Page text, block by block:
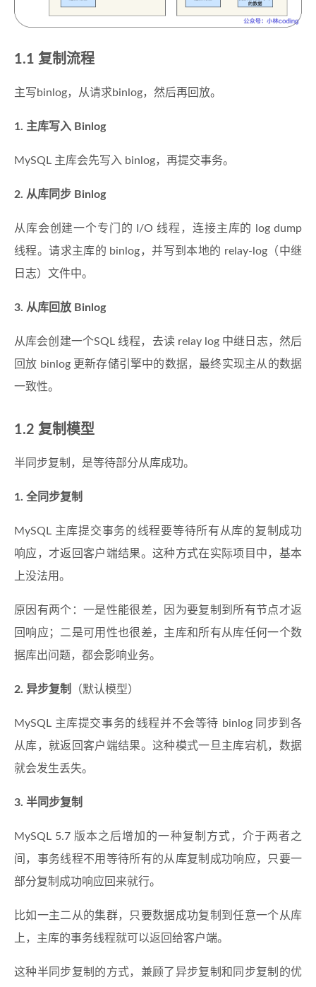
1.1 复制流程
主写binlog，从请求binlog，然后再回放。
1. 主库写入 Binlog
MySQL 主库会先写入 binlog，再提交事务。
2. 从库同步 Binlog
从库会创建一个专门的 I/O 线程，连接主库的 log dump
线程。请求主库的 binlog，并写到本地的 relay-log（中继
日志）文件中。
3. 从库回放 Binlog
从库会创建一个SQL 线程，去读 relay log 中继日志，然后
回放 binlog 更新存储引擎中的数据，最终实现主从的数据
一致性。
1.2 复制模型
半同步复制，是等待部分从库成功。
1. 全同步复制
MySQL 主库提交事务的线程要等待所有从库的复制成功
响应，才返回客户端结果。这种方式在实际项目中，基本
上没法用。
原因有两个：一是性能很差，因为要复制到所有节点才返
回响应；二是可用性也很差，主库和所有从库任何一个数
据库出问题，都会影响业务。
2. 异步复制 （默认模型）
MySQL 主库提交事务的线程并不会等待 binlog 同步到各
从库，就返回客户端结果。这种模式一旦主库宕机，数据
就会发生丢失。
3. 半同步复制
MySQL 5.7 版本之后增加的一种复制方式，介于两者之
间，事务线程不用等待所有的从库复制成功响应，只要一
部分复制成功响应回来就行。
比如一主二从的集群，只要数据成功复制到任意一个从库
上，主库的事务线程就可以返回给客户端。
这种半同步复制的方式，兼顾了异步复制和同步复制的优